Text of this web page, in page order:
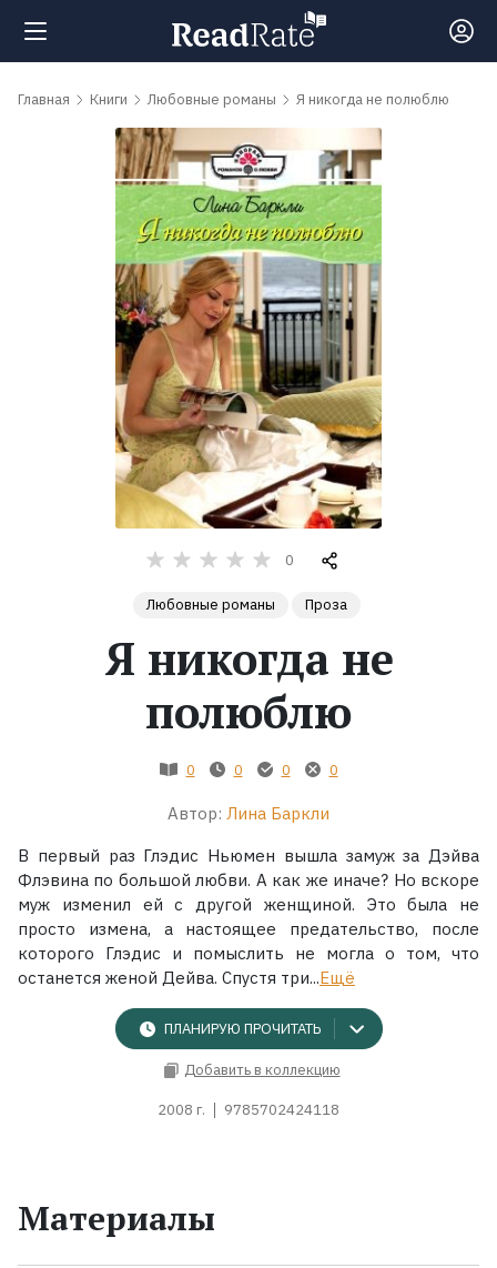
Поиск
Рейтинги
обсуждаемые
Экранизации
Главная Книги Любовные романы Я никогда не полюблю
0
Любовные романы Проза
Я никогда не
полюблю
0 0 0 0
Автор: Лина Баркли
В первый раз Глэдис Ньюмен вышла замуж за Дэйва
Флэвина по большой любви. А как же иначе? Но вскоре
муж изменил ей с другой женщиной. Это была не
просто измена, а настоящее предательство, после
которого Глэдис и помыслить не могла о том, что
останется женой Дейва. Спустя три...Ещё
ПЛАНИРУЮ ПРОЧИТАТЬ
Добавить в коллекцию
2008 г. 9785702424118
Материалы